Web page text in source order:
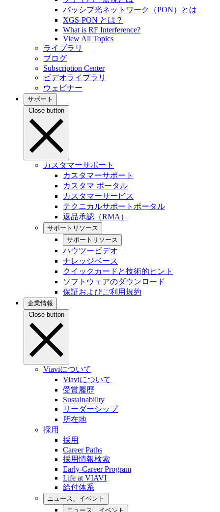
パッシブ光ネットワーク（PON）とは
XGS-PON とは？
What is RF Interference?
View All Topics
ライブラリ
ブログ
Subscription Center
ビデオライブラリ
ウェビナー
サポート
Close button
カスタマーサポート
カスタマーサポート
カスタマ ポータル
カスタマーサービス
テクニカルサポートポータル
返品承認（RMA）
サポートリソース
サポートリソース
ハウツービデオ
ナレッジベース
クイックカードと技術的ヒント
ソフトウェアのダウンロード
保証およびご利用規約
企業情報
Close button
Viaviについて
Viaviについて
受賞履歴
Sustainability
リーダーシップ
所在地
採用
採用
Career Paths
採用情報検索
Early-Career Program
Life at VIAVI
給付体系
ニュース、イベント
ニュース、イベント